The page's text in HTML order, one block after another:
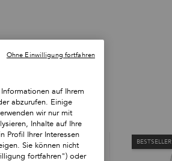
BESTSELLER
auf Ihrem
abzurufen. Einige
wir nur mit
Inhalte auf Ihre
Profil Ihrer Interessen
Sie können nicht
fortfahren") oder
Ohne Einwilligung fortfahren